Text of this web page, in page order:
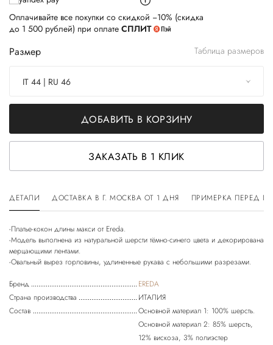
Оплачивайте все покупки со скидкой −10% (скидка
до 1 500 рублей) при оплате СПЛИТ
Размер Таблица размеров
IT 44 | RU 46
ДОБАВИТЬ В КОРЗИНУ
ЗАКАЗАТЬ В 1 КЛИК
ДЕТАЛИ ДОСТАВКА В Г. МОСКВА ОТ 1 ДНЯ ПРИМЕРКА ПЕРЕД
-Платье-кокон длины макси от Ereda.
-Модель выполнена из натуральной шерсти тёмно-синего цвета и декорирована
мерцающими лентами.
Бренд
EREDA
Страна производства
ИТАЛИЯ
Состав
Основной материал 1: 100% шерсть.
Основной материал 2: 85% шерсть,
12% вискоза, 3% полиэстер